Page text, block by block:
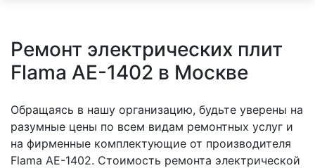
Ремонт электрических плит
Flama AE-1402 в Москве
Обращаясь в нашу организацию, будьте уверены на
разумные цены по всем видам ремонтных услуг и
на фирменные комплектующие от производителя
Flama AE-1402. Стоимость ремонта электрической